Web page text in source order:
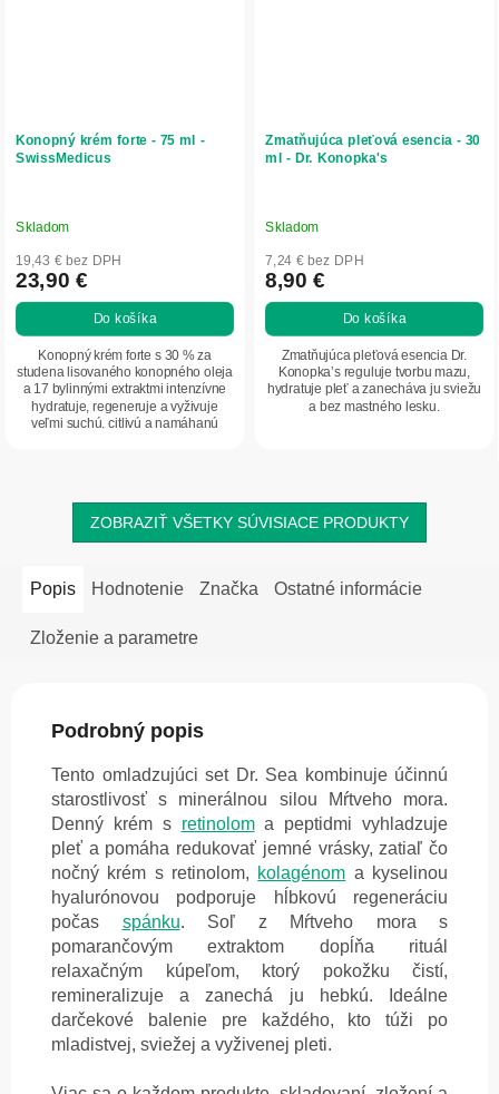
Konopný krém forte - 75 ml -
SwissMedicus
Skladom
19,43 € bez DPH
23,90 €
Do košíka
Konopný krém forte s 30 % za
studena lisovaného konopného oleja
a 17 bylinnými extraktmi intenzívne
hydratuje, regeneruje a vyživuje
veľmi suchú, citlivú a namáhanú
Zmatňujúca pleťová esencia - 30
ml - Dr. Konopka's
Skladom
7,24 € bez DPH
8,90 €
Do košíka
Zmatňujúca pleťová esencia Dr.
Konopka’s reguluje tvorbu mazu,
hydratuje pleť a zanecháva ju sviežu
a bez mastného lesku.
ZOBRAZIŤ VŠETKY SÚVISIACE PRODUKTY
Popis Hodnotenie Značka Ostatné informácie
Zloženie a parametre
Podrobný popis
Tento omladzujúci set Dr. Sea kombinuje účinnú
starostlivosť s minerálnou silou Mŕtveho mora.
Denný krém s retinoloma peptidmi vyhladzuje
pleť a pomáha redukovať jemné vrásky, zatiaľ čo
nočný krém s retinolom, kolagénom a kyselinou
hyalurónovou podporuje hĺbkovú regeneráciu
počas spánku. Soľ z Mŕtveho mora s
pomarančovým extraktom dopĺňa rituál
relaxačným kúpeľom, ktorý pokožku čistí,
remineralizuje a zanechá ju hebkú. Ideálne
darčekové balenie pre každého, kto túži po
mladistvej, sviežej a vyživenej pleti.